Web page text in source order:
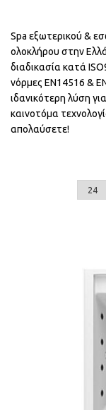
Spa εξωτερικού &
ολοκλήρου στην
διαδικασία κατά
νόρμες ΕΝ14516 &
ιδανικότερη λύση
καινοτόμα
απολαύσετε!